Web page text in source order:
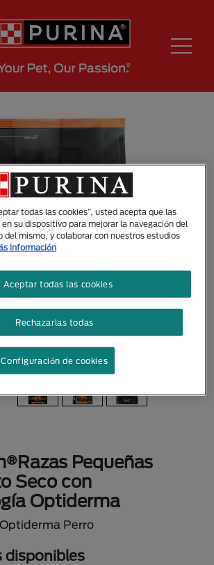
Pequeñas
Seco con
Optiderma
Perro
disponibles
todas las cookies”, usted acepta que las
su dispositivo para mejorar la navegación del
del mismo, y colaborar con nuestros estudios
información
Rechazarlas todas
Aceptar todas las cookies
Configuración de cookies